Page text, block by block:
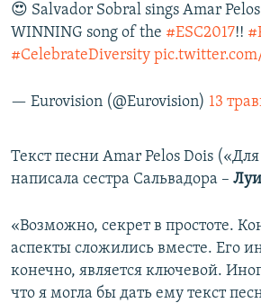
😍 Salvador Sobral sings Amar
WINNING song of the #ESC2017!!
#CelebrateDiversity
— Eurovision (@Eurovision) 13
Текст песни Amar Pelos Dois
написала сестра Сальвадора –
«Возможно, секрет в простоте.
аспекты сложились вместе. Его
конечно, является ключевой.
что я могла бы дать ему текст